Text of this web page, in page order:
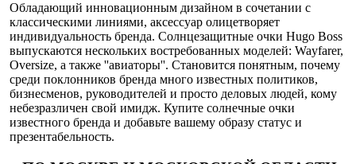
Обладающий инновационным дизайном в сочетании с
классическими линиями, аксессуар олицетворяет
индивидуальность бренда. Солнцезащитные очки Hugo Boss
выпускаются нескольких востребованных моделей: Wayfarer,
Oversize, а также ''авиаторы''. Становится понятным, почему
среди поклонников бренда много известных политиков,
бизнесменов, руководителей и просто деловых людей, кому
небезразличен свой имидж. Купите солнечные очки
известного бренда и добавьте вашему образу статус и
презентабельность.